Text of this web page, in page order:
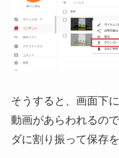
そうすると、画面下
動画があらわれるの
ダに割り振って保存